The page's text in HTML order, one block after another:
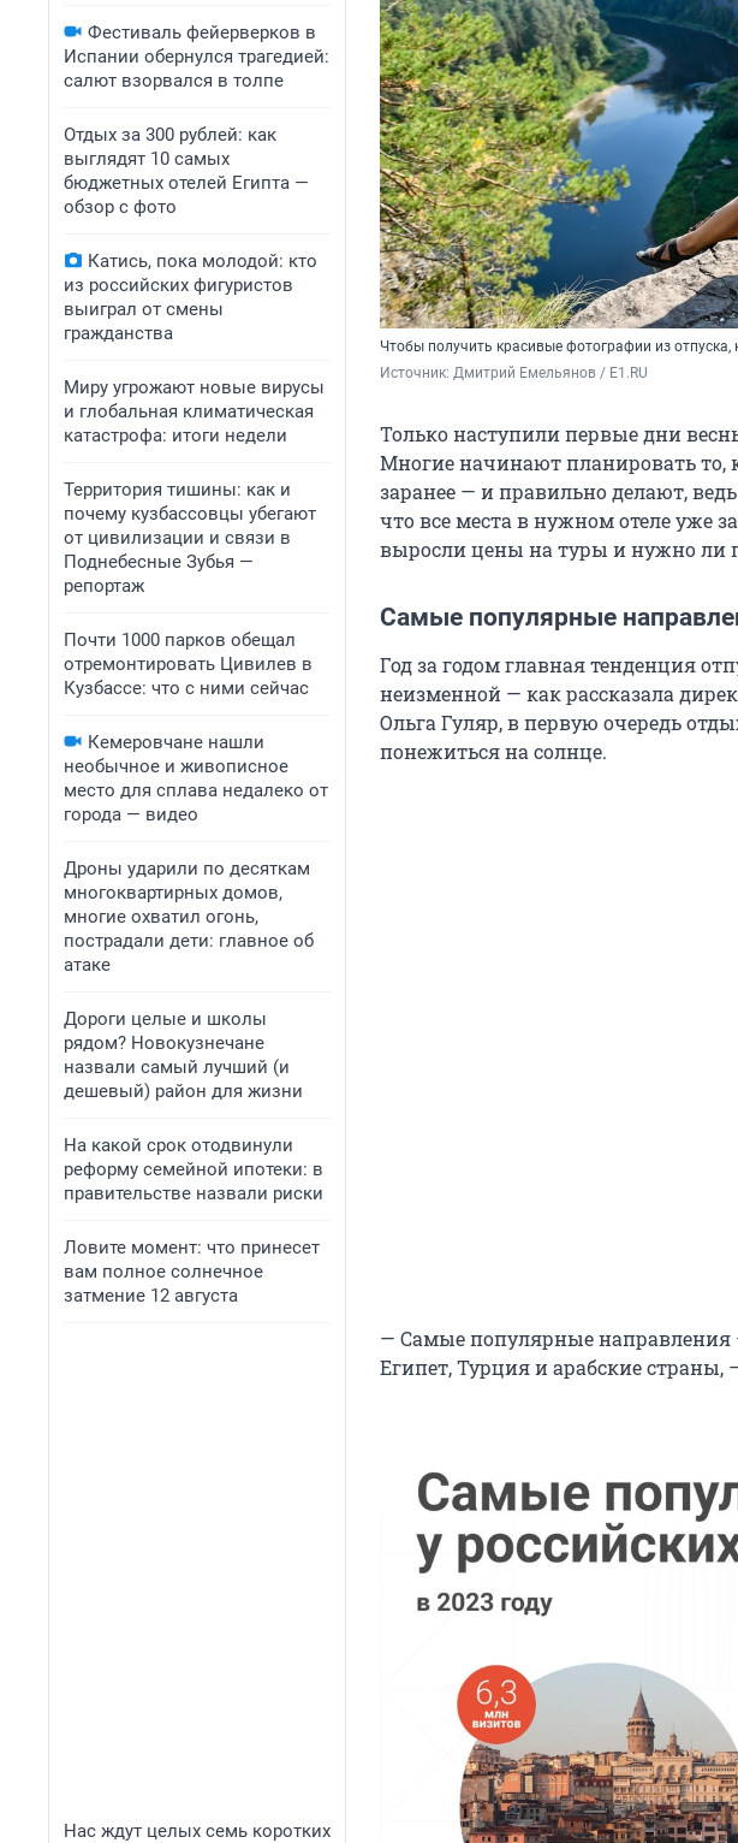
Фестиваль фейерверков в
Испании обернулся трагедией:
салют взорвался в толпе
Отдых за 300 рублей: как
выглядят 10 самых
бюджетных отелей Египта —
обзор с фото
Катись, пока молодой: кто
из российских фигуристов
выиграл от смены
гражданства
Миру угрожают новые вирусы
и глобальная климатическая
катастрофа: итоги недели
Территория тишины: как и
почему кузбассовцы убегают
от цивилизации и связи в
Поднебесные Зубья —
репортаж
Почти 1000 парков обещал
отремонтировать Цивилев в
Кузбассе: что с ними сейчас
Кемеровчане нашли
необычное и живописное
место для сплава недалеко от
города — видео
Дроны ударили по десяткам
многоквартирных домов,
многие охватил огонь,
пострадали дети: главное об
атаке
Дороги целые и школы
рядом? Новокузнечане
назвали самый лучший (и
дешевый) район для жизни
На какой срок отодвинули
реформу семейной ипотеки: в
правительстве назвали риски
Ловите момент: что принесет
вам полное солнечное
затмение 12 августа
Нас ждут целых семь коротких
Чтобы получить красивые фотографии из
Источник: Дмитрий Емельянов / E1.RU
Только наступили первые дни
Многие начинают планировать то,
заранее — и правильно делают,
что все места в нужном отеле уже
выросли цены на туры и нужно ли
Самые популярные
Год за годом главная тенденция
неизменной — как рассказала
Ольга Гуляр, в первую очередь
понежиться на солнце.
— Самые популярные направления
Египет, Турция и арабские страны,